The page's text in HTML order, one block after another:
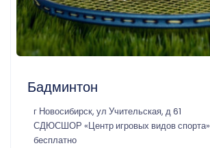
Бадминтон
г Новосибирск, ул Учительская, д 61
СДЮСШОР «Центр игровых видов спорта»
бесплатно